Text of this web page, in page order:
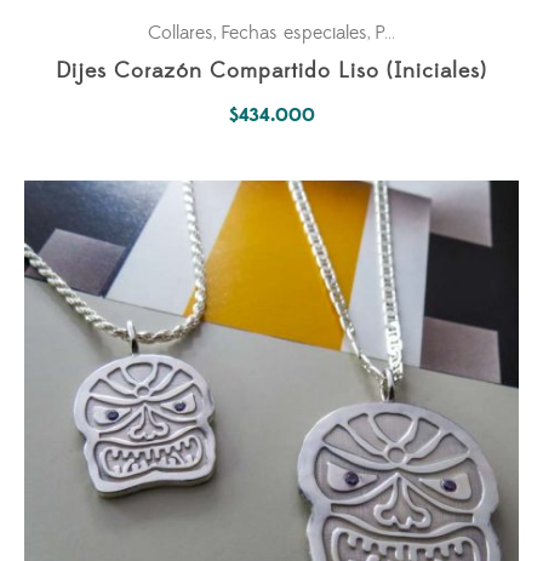
Collares, Fechas especiales, Para los dos
Dijes Corazón Compartido Liso (Iniciales)
$434.000